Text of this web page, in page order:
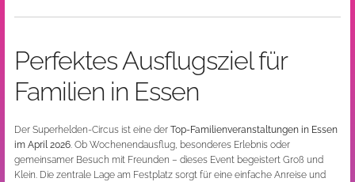
Perfektes Ausflugsziel für
Familien in Essen
Der Superhelden-Circus ist eine derTop-Familienveranstaltungen in Essen
im April 2026 . Ob Wochenendausflug, besonderes Erlebnis oder
gemeinsamer Besuch mit Freunden – dieses Event begeistert Groß und
Klein. Die zentrale Lage am Festplatz sorgt für eine einfache Anreise und